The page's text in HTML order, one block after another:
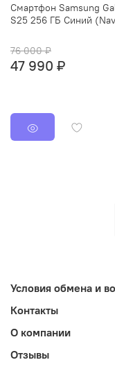
Смартфон Samsung
S25 256 ГБ Синий
76 000 ₽
47 990 ₽
Условия обмена и
Контакты
О компании
Отзывы